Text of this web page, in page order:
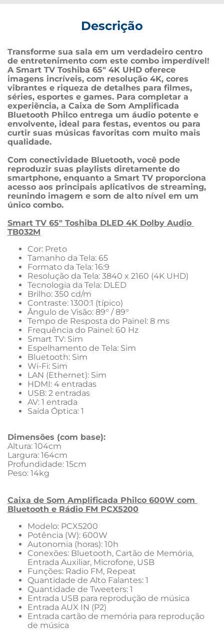
Descrição
Transforme sua sala em um verdadeiro centro
de entretenimento com este combo imperdível!
A Smart TV Toshiba 65" 4K UHD oferece
imagens incríveis, com resolução 4K, cores
vibrantes e riqueza de detalhes para filmes,
séries, esportes e games. Para completar a
experiência, a Caixa de Som Amplificada
Bluetooth Philco entrega um áudio potente e
envolvente, ideal para festas, eventos ou para
curtir suas músicas favoritas com muito mais
qualidade.
Com conectividade Bluetooth, você pode
reproduzir suas playlists diretamente do
smartphone, enquanto a Smart TV proporciona
acesso aos principais aplicativos de streaming,
reunindo imagem e som de alto nível em um
único combo.
Smart TV 65" Toshiba DLED 4K Dolby Audio
TB032M
Cor: Preto
Tamanho da Tela: 65
Formato da Tela: 16:9
Resolução da Tela: 3840 x 2160 (4K UHD)
Tecnologia da Tela: DLED
Brilho: 350 cd/m
Contraste: 1300:1 (típico)
Ângulo de Visão: 89° / 89°
Tempo de Resposta do Painel: 8 ms
Frequência do Painel: 60 Hz
Smart TV: Sim
Espelhamento de Tela: Sim
Bluetooth: Sim
Wi-Fi: Sim
LAN (Ethernet): Sim
HDMI: 4 entradas
USB: 2 entradas
AV: 1 entrada
Saída Óptica: 1
Dimensões (com base):
Altura: 104cm
Largura: 164cm
Profundidade: 15cm
Peso: 14kg
Caixa de Som Amplificada Philco 600W com
Bluetooth e Rádio FM PCX5200
Modelo: PCX5200
Potência (W): 600W
Autonomia (horas): 10h
Conexões: Bluetooth, Cartão de Memória,
Entrada Auxiliar, Microfone, USB
Funções: Radio FM, Repeat
Quantidade de Alto Falantes: 1
Quantidade de Tweeters: 1
Entrada USB para reprodução de música
Entrada AUX IN (P2)
Entrada cartão de memória para reprodução
de música